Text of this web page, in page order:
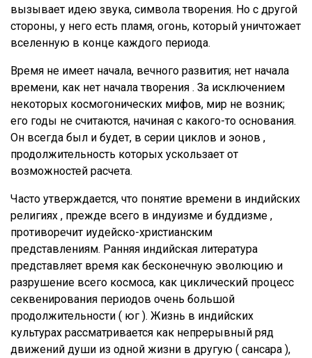
вызывает идею звука, символа творения. Но с другой
стороны, у него есть пламя, огонь, который уничтожает
вселенную в конце каждого периода.
Время не имеет начала, вечного развития; нет начала
времени, как нет начала творения . За исключением
некоторых космогонических мифов, мир не возник;
его годы не считаются, начиная с какого-то основания.
Он всегда был и будет, в серии циклов и эонов ,
продолжительность которых ускользает от
возможностей расчета.
Часто утверждается, что понятие времени в индийских
религиях , прежде всего в индуизме и буддизме ,
противоречит иудейско-христианским
представлениям. Ранняя индийская литература
представляет время как бесконечную эволюцию и
разрушение всего космоса, как циклический процесс
секвенирования периодов очень большой
продолжительности ( юг ). Жизнь в индийских
культурах рассматривается как непрерывный ряд
движений души из одной жизни в другую ( сансара ),